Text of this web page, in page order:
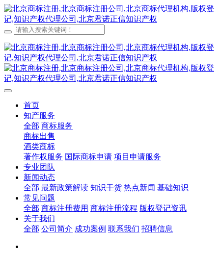
首页
知产服务
全部 商标服务
商标出售
酒类商标
著作权服务 国际商标申请 项目申请服务
专业团队
新闻动态
全部 最新政策解读 知识干货 热点新闻 基础知识
常见问题
全部 商标注册费用 商标注册流程 版权登记资讯
关于我们
全部 公司简介 成功案例 联系我们 招聘信息